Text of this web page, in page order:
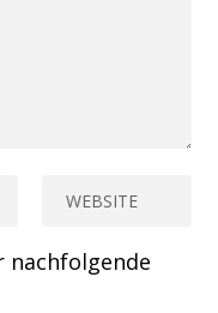
nachfolgende